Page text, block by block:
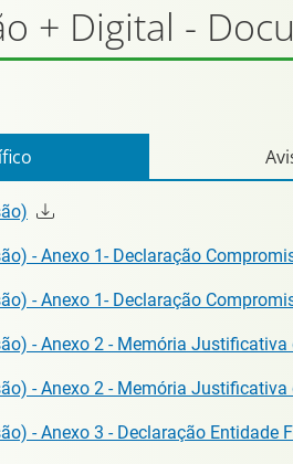
+ Digital -
- Anexo 1- Declaração
- Anexo 1- Declaração
- Anexo 2 - Memória Justificativa
- Anexo 2 - Memória Justificativa
- Anexo 3 - Declaração Entidade